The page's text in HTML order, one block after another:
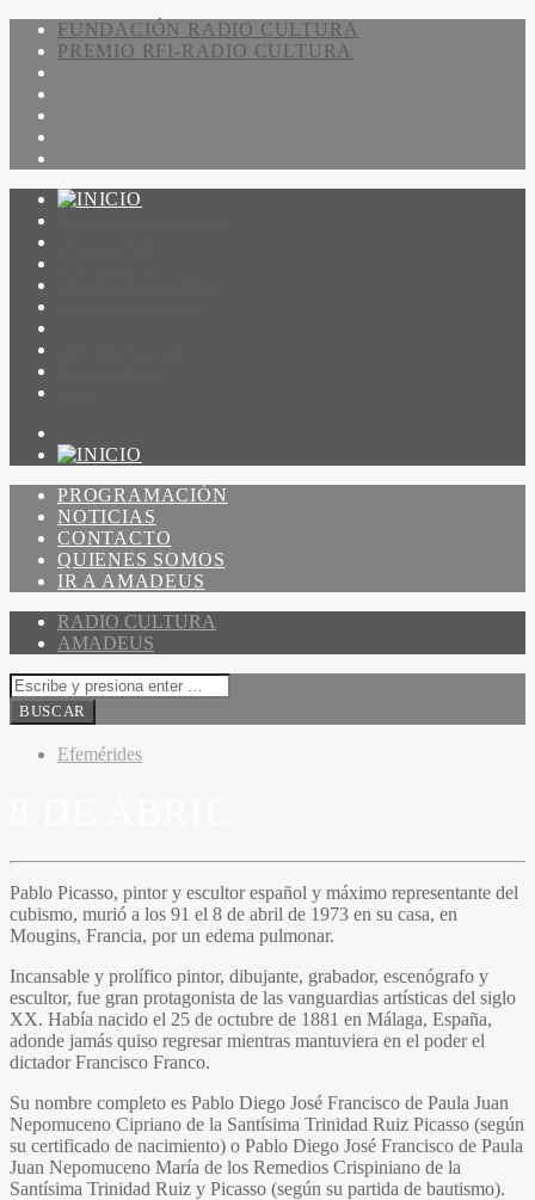
FUNDACIÓN RADIO CULTURA
PREMIO RFI-RADIO CULTURA
PROGRAMACIÓN
NOTICIAS
CONTACTO
QUIENES SOMOS
IR A AMADEUS
RADIO CULTURA
AMADEUS
Efemérides
Pablo Picasso, pintor y escultor español y máximo representante del
cubismo, murió a los 91 el 8 de abril de 1973 en su casa, en
Mougins, Francia, por un edema pulmonar.
Incansable y prolífico pintor, dibujante, grabador, escenógrafo y
escultor, fue gran protagonista de las vanguardias artísticas del siglo
XX. Había nacido el 25 de octubre de 1881 en Málaga, España,
adonde jamás quiso regresar mientras mantuviera en el poder el
dictador Francisco Franco.
Su nombre completo es Pablo Diego José Francisco de Paula Juan
Nepomuceno Cipriano de la Santísima Trinidad Ruiz Picasso (según
su certificado de nacimiento) o Pablo Diego José Francisco de Paula
Juan Nepomuceno María de los Remedios Crispiniano de la
Santísima Trinidad Ruiz y Picasso (según su partida de bautismo).